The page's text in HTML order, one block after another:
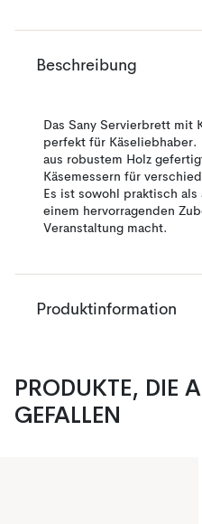
Beschreibung
Das Sany Servierbrett mit
perfekt für
aus robustem Holz
Käsemessern für
Es ist sowohl praktisch
einem hervorragenden
Veranstaltung macht.
Produktinformation
PRODUKTE, DIE
GEFALLEN